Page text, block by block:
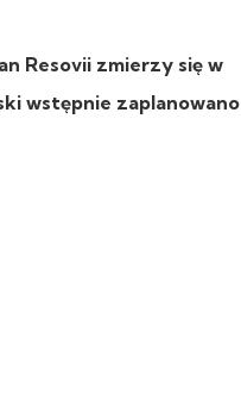
Resovii zmierzy się w
wstępnie zaplanowano